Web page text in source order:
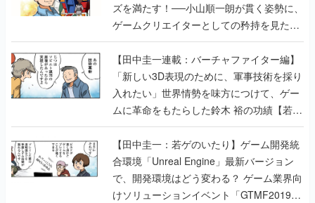
ズを満たす！──小山順一朗が貫く姿勢に、
ゲームクリエイターとしての矜持を見た
【若ゲのいたり最終回】
【田中圭一連載：バーチャファイター編】
「新しい3D表現のために、軍事技術を採り
入れたい」世界情勢を味方につけて、ゲー
ムに革命をもたらした鈴木 裕の功績【若ゲ
のいたり】
【田中圭一：若ゲのいたり】ゲーム開発統
合環境「Unreal Engine」最新バージョン
で、開発環境はどう変わる？ ゲーム業界向
けソリューションイベント「GTMF2019」